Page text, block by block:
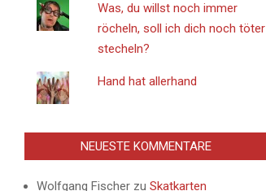
Was, du willst noch immer
röcheln, soll ich dich noch töter
stecheln?
Hand hat allerhand
NEUESTE KOMMENTARE
Wolfgang Fischer zu Skatkarten